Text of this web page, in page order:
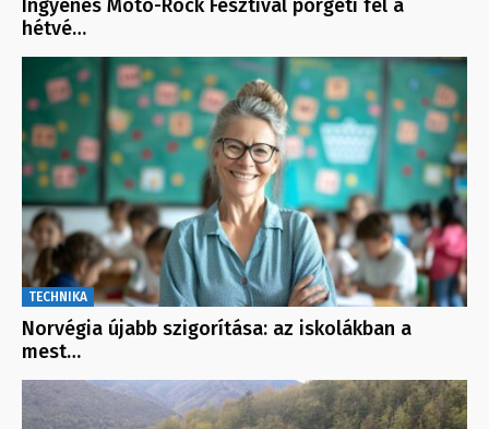
Ingyenes Moto-Rock Fesztivál pörgeti fel a
hétvé…
TECHNIKA
Norvégia újabb szigorítása: az iskolákban a
mest…